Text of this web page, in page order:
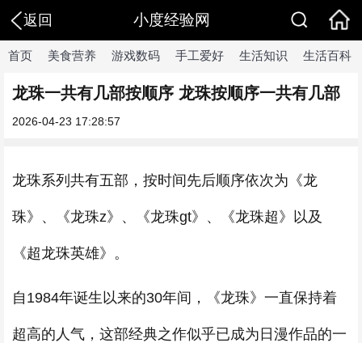
返回 小度经验网
首页 美食营养 游戏数码 手工爱好 生活知识 生活百科
龙珠一共有几部按顺序 龙珠按顺序一共有几部
2026-04-23 17:28:57
龙珠系列共有五部，按时间先后顺序依次为《龙
珠》、《龙珠z》、《龙珠gt》、《龙珠超》以及
《超龙珠英雄》。
自1984年诞生以来的30年间，《龙珠》一直保持着
超高的人气，这部经典之作似乎已成为日漫作品的一